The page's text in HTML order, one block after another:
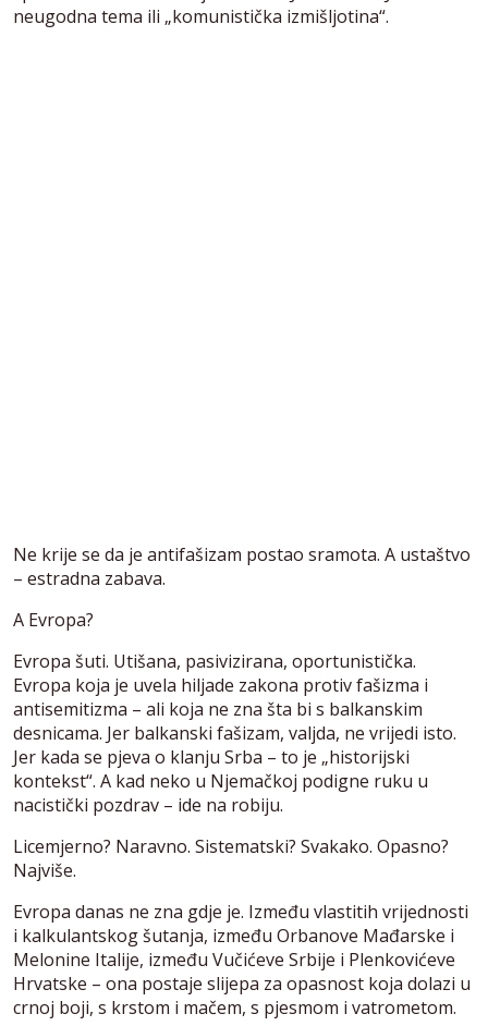
neugodna tema ili „komunistička izmišljotina“.
Ne krije se da je antifašizam postao sramota. A ustaštvo
– estradna zabava.
A Evropa?
Evropa šuti. Utišana, pasivizirana, oportunistička.
Evropa koja je uvela hiljade zakona protiv fašizma i
antisemitizma – ali koja ne zna šta bi s balkanskim
desnicama. Jer balkanski fašizam, valjda, ne vrijedi isto.
Jer kada se pjeva o klanju Srba – to je „historijski
kontekst“. A kad neko u Njemačkoj podigne ruku u
nacistički pozdrav – ide na robiju.
Licemjerno? Naravno. Sistematski? Svakako. Opasno?
Najviše.
Evropa danas ne zna gdje je. Između vlastitih vrijednosti
i kalkulantskog šutanja, između Orbanove Mađarske i
Melonine Italije, između Vučićeve Srbije i Plenkovićeve
Hrvatske – ona postaje slijepa za opasnost koja dolazi u
crnoj boji, s krstom i mačem, s pjesmom i vatrometom.